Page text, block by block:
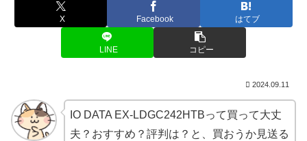
X Facebook はてブ
LINE コピー
2024.09.11
IO DATA EX-LDGC242HTBって買って大丈
夫？おすすめ？評判は？と、買おうか見送る